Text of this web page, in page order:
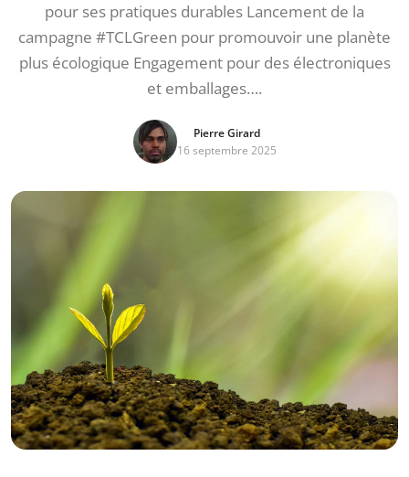
pour ses pratiques durables Lancement de la
campagne #TCLGreen pour promouvoir une planète
plus écologique Engagement pour des électroniques
et emballages….
Pierre Girard
16 septembre 2025